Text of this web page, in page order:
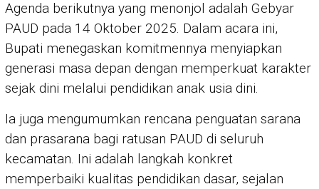
Agenda berikutnya yang menonjol adalah Gebyar
PAUD pada 14 Oktober 2025. Dalam acara ini,
Bupati menegaskan komitmennya menyiapkan
generasi masa depan dengan memperkuat karakter
sejak dini melalui pendidikan anak usia dini.
Ia juga mengumumkan rencana penguatan sarana
dan prasarana bagi ratusan PAUD di seluruh
kecamatan. Ini adalah langkah konkret
memperbaiki kualitas pendidikan dasar, sejalan